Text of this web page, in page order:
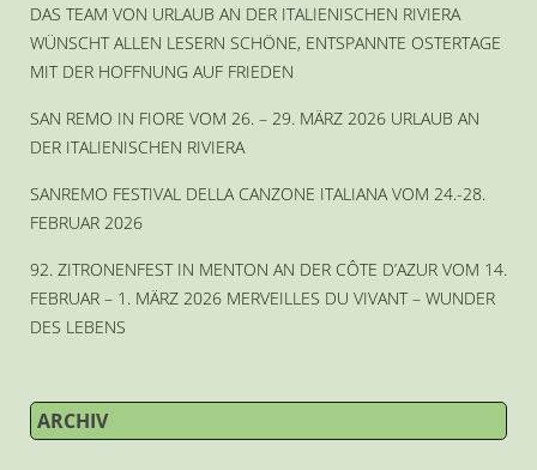
DAS TEAM VON URLAUB AN DER ITALIENISCHEN RIVIERA
WÜNSCHT ALLEN LESERN SCHÖNE, ENTSPANNTE OSTERTAGE
MIT DER HOFFNUNG AUF FRIEDEN
SAN REMO IN FIORE VOM 26. – 29. MÄRZ 2026 URLAUB AN
DER ITALIENISCHEN RIVIERA
SANREMO FESTIVAL DELLA CANZONE ITALIANA VOM 24.-28.
FEBRUAR 2026
92. ZITRONENFEST IN MENTON AN DER CÔTE D’AZUR VOM 14.
FEBRUAR – 1. MÄRZ 2026 MERVEILLES DU VIVANT – WUNDER
DES LEBENS
ARCHIV